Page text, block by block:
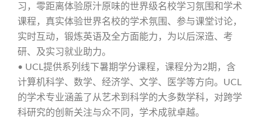
习，零距离体验原汁原味的世界级名校学习氛围和学术
课程，真实体验世界名校的学术氛围、参与课堂讨论，
实时互动，锻炼英语及全方面能力，为以后深造、考
研、及实习就业助力。
• UCL提供系列线下暑期学分课程，课程分为2期，含
计算机科学、数学、经济学、文学、医学等方向。UCL
的学术专业涵盖了从艺术到科学的大多数学科，对跨学
科研究的创新关注与众不同，学术成就卓越。